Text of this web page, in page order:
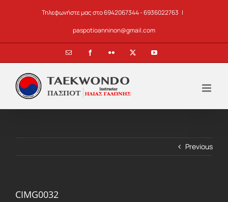
Τηλεφωνήστε μας στο 6942067344 - 6936022763 |
paspotioanninon@gmail.com
Email FacebookFlickr YouTube
Previous
CIMG0032